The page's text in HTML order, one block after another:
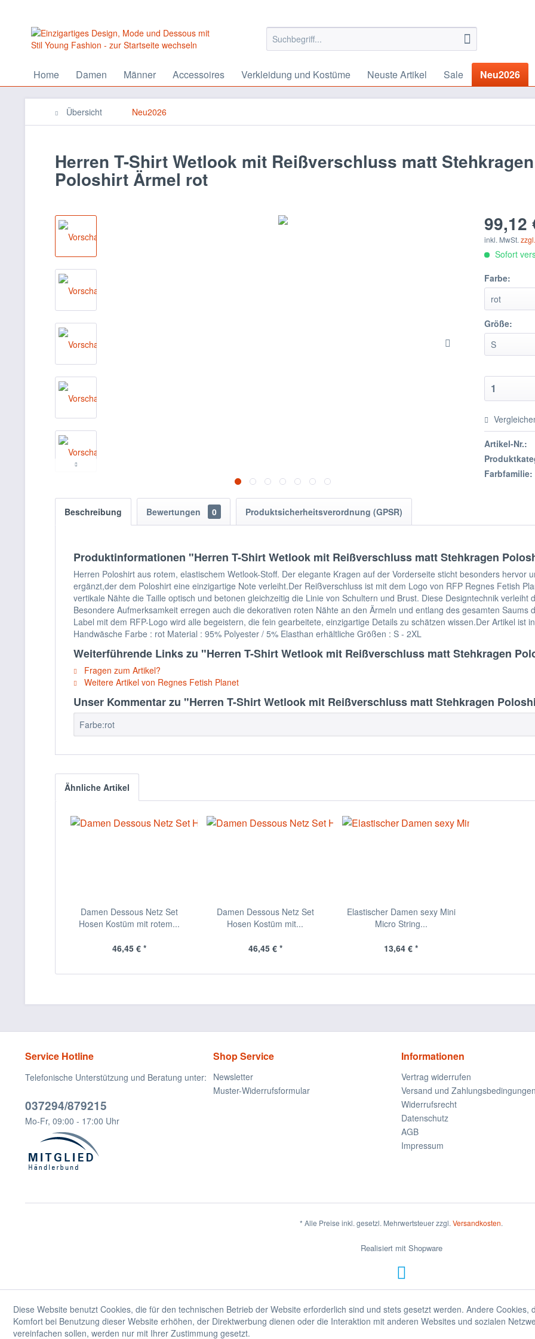
Home Damen Männer Accessoires Verkleidung und Kostüme Neuste Artikel Sale Neu2026
Übersicht Neu2026
Herren T-Shirt Wetlook mit Reißverschluss matt Stehkragen
Poloshirt Ärmel rot
99,12
inkl. MwSt.
Sofort
Farbe:
Größe:
Artikel-Nr.:
Farbfamilie:
Beschreibung Bewertungen 0 Produktsicherheitsverordnung (GPSR)
Produktinformationen "Herren T-Shirt Wetlook mit Reißverschluss matt Stehkragen
Herren Poloshirt aus rotem, elastischem Wetlook-Stoff. Der elegante Kragen auf der Vorderseite sticht besonders hervor
ergänzt,der dem Poloshirt eine einzigartige Note verleiht.Der Reißverschluss ist mit dem Logo von RFP Regnes Fetish
vertikale Nähte die Taille optisch und betonen gleichzeitig die Linie von Schultern und Brust. Diese Designtechnik verleiht
Besondere Aufmerksamkeit erregen auch die dekorativen roten Nähte an den Ärmeln und entlang des gesamten Saums
Label mit dem RFP-Logo wird alle begeistern, die fein gearbeitete, einzigartige Details zu schätzen wissen.Der Artikel ist
Handwäsche Farbe : rot Material : 95% Polyester / 5% Elasthan erhältliche Größen : S - 2XL
Weiterführende Links zu "Herren T-Shirt Wetlook mit Reißverschluss matt Stehkragen
Fragen zum Artikel?
Weitere Artikel von Regnes Fetish Planet
Unser Kommentar zu "Herren T-Shirt Wetlook mit Reißverschluss matt Stehkragen
Farbe:rot
Ähnliche Artikel
Damen Dessous Netz Set
Hosen Kostüm mit rotem...
46,45 € *
Damen Dessous Netz Set
Hosen Kostüm mit...
46,45 € *
Elastischer Damen sexy Mini
Micro String...
13,64 € *
Service Hotline
Telefonische Unterstützung und Beratung unter:
037294/879215
Mo-Fr, 09:00 - 17:00 Uhr
Shop Service
Newsletter
Muster-Widerrufsformular
Informationen
Vertrag widerrufen
Versand und Zahlungsbedingungen
Widerrufsrecht
Datenschutz
AGB
Impressum
* Alle Preise inkl. gesetzl. Mehrwertsteuer zzgl. Versandkosten.
Realisiert mit Shopware
Diese Website benutzt Cookies, die für den technischen Betrieb der Website erforderlich sind und stets gesetzt werden. Andere Cookies,
Komfort bei Benutzung dieser Website erhöhen, der Direktwerbung dienen oder die Interaktion mit anderen Websites und sozialen
vereinfachen sollen, werden nur mit Ihrer Zustimmung gesetzt.